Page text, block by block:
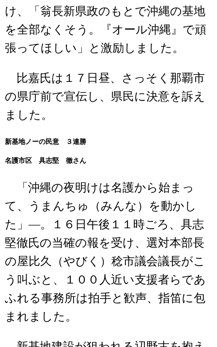
け、「翁長新県政のもとで沖縄の基地
を全部なくそう。『オール沖縄』で頑
張ってほしい」と激励しました。
比嘉氏は１７日昼、さっそく那覇市
の県庁前で宣伝し、県民に決意を訴え
ました。
新基地ノーの民意 ３連勝
名護市区 具志堅 徹さん
「沖縄の夜明けは名護から始まっ
て、うまんちゅ（みんな）を動かし
た」―。１６日午後１１時ごろ、具志
堅徹氏の当確の報を受け、選対本部長
の屋比久（やびく）稔市議会議長がこ
う叫ぶと、１００人近い支援者らであ
ふれる事務所は拍手と歓声、指笛に包
まれました。